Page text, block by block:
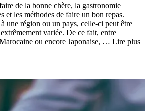
de la bonne chère, la gastronomie
et les méthodes de faire un bon repas.
une région ou un pays, celle-ci peut être
variée. De ce fait, entre
ou encore Japonaise, … Lire plus